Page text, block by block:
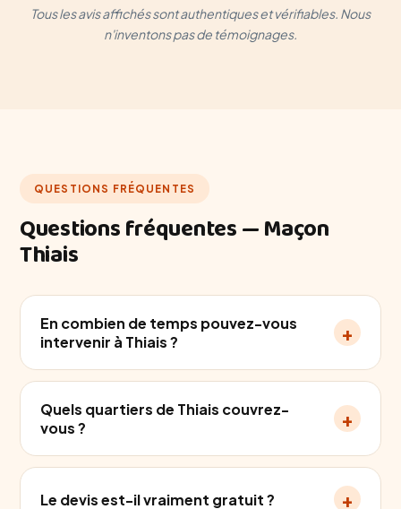
Tous les avis affichés sont authentiques et vérifiables. Nous
n'inventons pas de témoignages.
QUESTIONS FRÉQUENTES
Questions fréquentes — Maçon
Thiais
En combien de temps pouvez-vous
intervenir à Thiais ?
+
Quels quartiers de Thiais couvrez-
vous ?
+
Le devis est-il vraiment gratuit ? +